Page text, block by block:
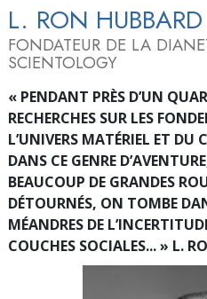
L. RON HUBBARD
FONDATEUR DE LA
SCIENTOLOGY
« PENDANT PRÈS D’UN
RECHERCHES SUR LES
L’UNIVERS MATÉRIEL ET
DANS CE GENRE
BEAUCOUP DE GRANDES
DÉTOURNÉS, ON TOMBE
MÉANDRES DE
COUCHES SOCIALES... » L.